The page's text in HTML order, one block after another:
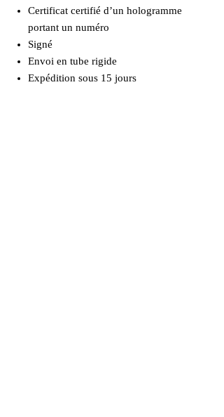
Certificat certifié d’un hologramme
portant un numéro
Signé
Envoi en tube rigide
Expédition sous 15 jours